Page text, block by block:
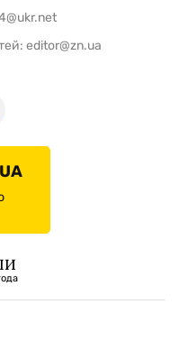
editor@zn.ua